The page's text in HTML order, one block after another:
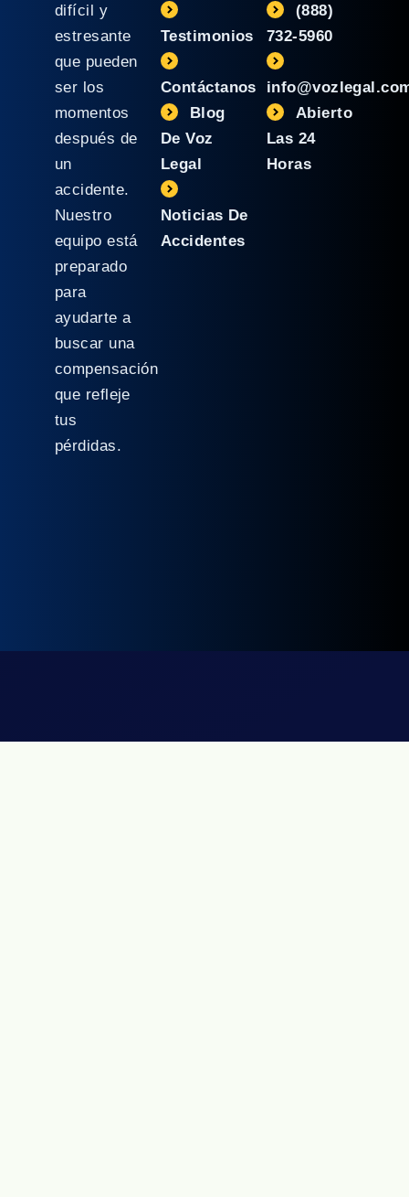
difícil y
estresante
que pueden
ser los
momentos
después de
un
accidente.
Nuestro
equipo está
preparado
para
ayudarte a
buscar una
compensación
que refleje
tus
pérdidas.
Testimonios
Contáctanos
Blog
De Voz
Legal
Noticias De
Accidentes
(888)
732-5960
Abierto
Las 24
Horas